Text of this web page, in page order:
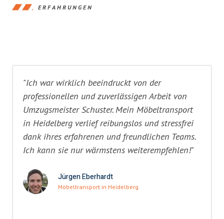
ERFAHRUNGEN
"Ich war wirklich beeindruckt von der
professionellen und zuverlässigen Arbeit von
Umzugsmeister Schuster. Mein Möbeltransport
in Heidelberg verlief reibungslos und stressfrei
dank ihres erfahrenen und freundlichen Teams.
Ich kann sie nur wärmstens weiterempfehlen!"
Jürgen Eberhardt
Möbeltransport in Heidelberg